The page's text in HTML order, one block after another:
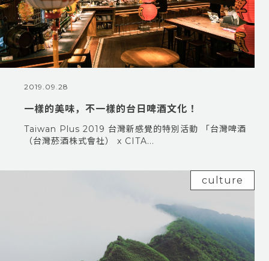
2019.09.28
一樣的美味，不一樣的台日啤酒文化！
Taiwan Plus 2019 台灣新感覺的特別活動 「台灣啤酒
（台灣菸酒株式會社） x CITA...
culture